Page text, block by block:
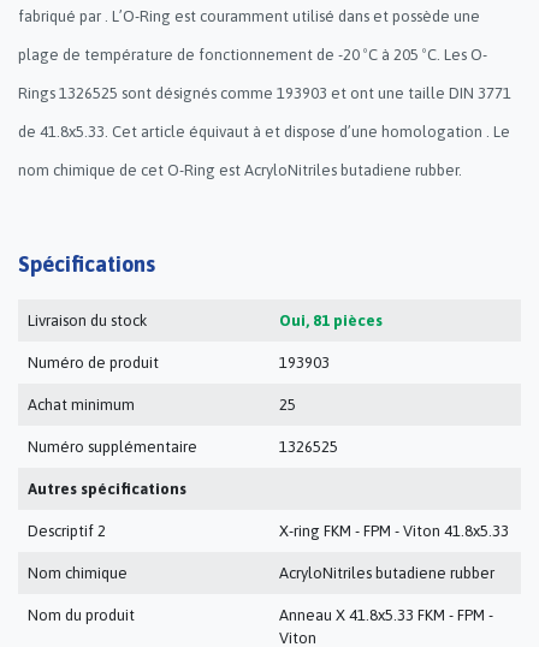
fabriqué par . L’O-Ring est couramment utilisé dans et possède une
plage de température de fonctionnement de -20 ºC à 205 ºC. Les O-
Rings 1326525 sont désignés comme 193903 et ont une taille DIN 3771
de 41.8x5.33. Cet article équivaut à et dispose d’une homologation . Le
nom chimique de cet O-Ring est AcryloNitriles butadiene rubber.
Spécifications
Livraison du stock Oui, 81 pièces
Numéro de produit 193903
Achat minimum 25
Numéro supplémentaire 1326525
Autres spécifications
Descriptif 2 X-ring FKM - FPM - Viton 41.8x5.33
Nom chimique AcryloNitriles butadiene rubber
Nom du produit
Anneau X 41.8x5.33 FKM - FPM -
Viton